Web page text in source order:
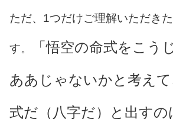
ただ、1つだけご理解いただき
す。 「悟空の命式をこう
ああじゃないかと考え
式だ（八字だ）と出すの